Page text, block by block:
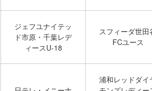
ジェフユナイテッ
ド市原・千葉レデ
ィースU-18
スフィーダ世田
FCユース
浦和レッドダイ